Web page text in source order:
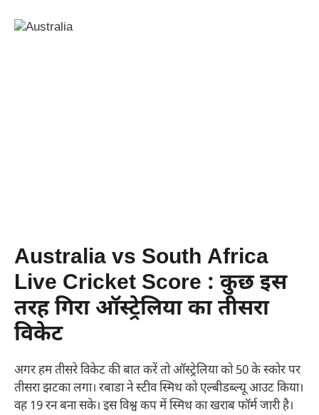
Australia vs South Africa
Live Cricket Score : कुछ इस
तरह गिरा ऑस्ट्रेलिया का तीसरा
विकेट
अगर हम तीसरे विकेट की बात करें तो ऑस्ट्रेलिया को 50 के स्कोर पर
तीसरा झटका लगा। रबाडा ने स्टीव स्मिथ को एल्बीडब्ल्यू आउट किया।
वह 19 रन बना सके। इस विश्व कप में स्मिथ का खराब फॉर्म जारी है।